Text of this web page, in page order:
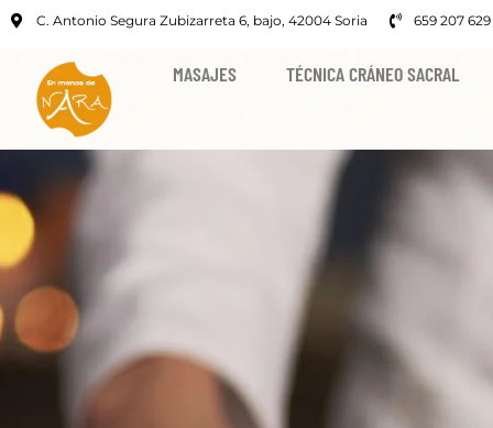
C. Antonio Segura Zubizarreta 6, bajo, 42004 Soria 659 207 629
MASAJES TÉCNICA CRÁNEO SACRAL